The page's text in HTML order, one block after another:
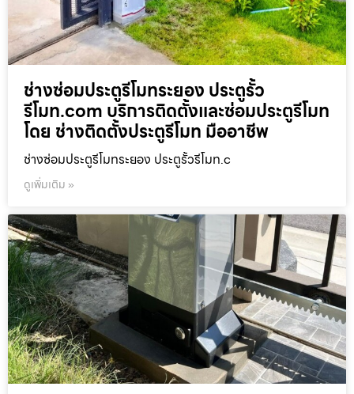
ช่างซ่อมประตูรีโมทระยอง ประตูรั้ว
รีโมท.com บริการติดตั้งและซ่อมประตูรีโมท
โดย ช่างติดตั้งประตูรีโมท มืออาชีพ
ช่างซ่อมประตูรีโมทระยอง ประตูรั้วรีโมท.c
ดูเพิ่มเติม »